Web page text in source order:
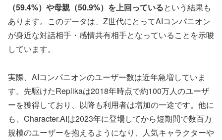
（59.4%）や母親（50.9%）を上回っているという結果も
あります。このデータは、Z世代にとってAIコンパニオン
が身近な対話相手・感情共有相手となっていることを示唆
しています。
実際、AIコンパニオンのユーザー数は近年急増していま
す。先駆けたReplikaは2018年時点で約100万人のユーザ
ーを獲得しており、以降も利用者は増加の一途です。他に
も、Character.AIは2023年に登場してから短期間で数百万
規模のユーザーを抱えるようになり、人気キャラクターや